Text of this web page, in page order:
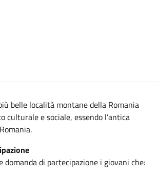
belle località montane della Romania
culturale e sociale, essendo l’antica
domanda di partecipazione i giovani che: